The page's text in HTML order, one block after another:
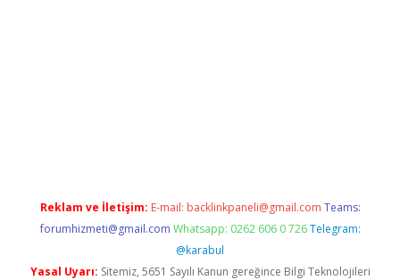
Reklam ve İletişim: E-mail: backlinkpaneli@gmail.com Teams:
forumhizmeti@gmail.com Whatsapp: 0262 606 0 726 Telegram:
@karabul
Yasal Uyarı: Sitemiz, 5651 Sayılı Kanun gereğince Bilgi Teknolojileri